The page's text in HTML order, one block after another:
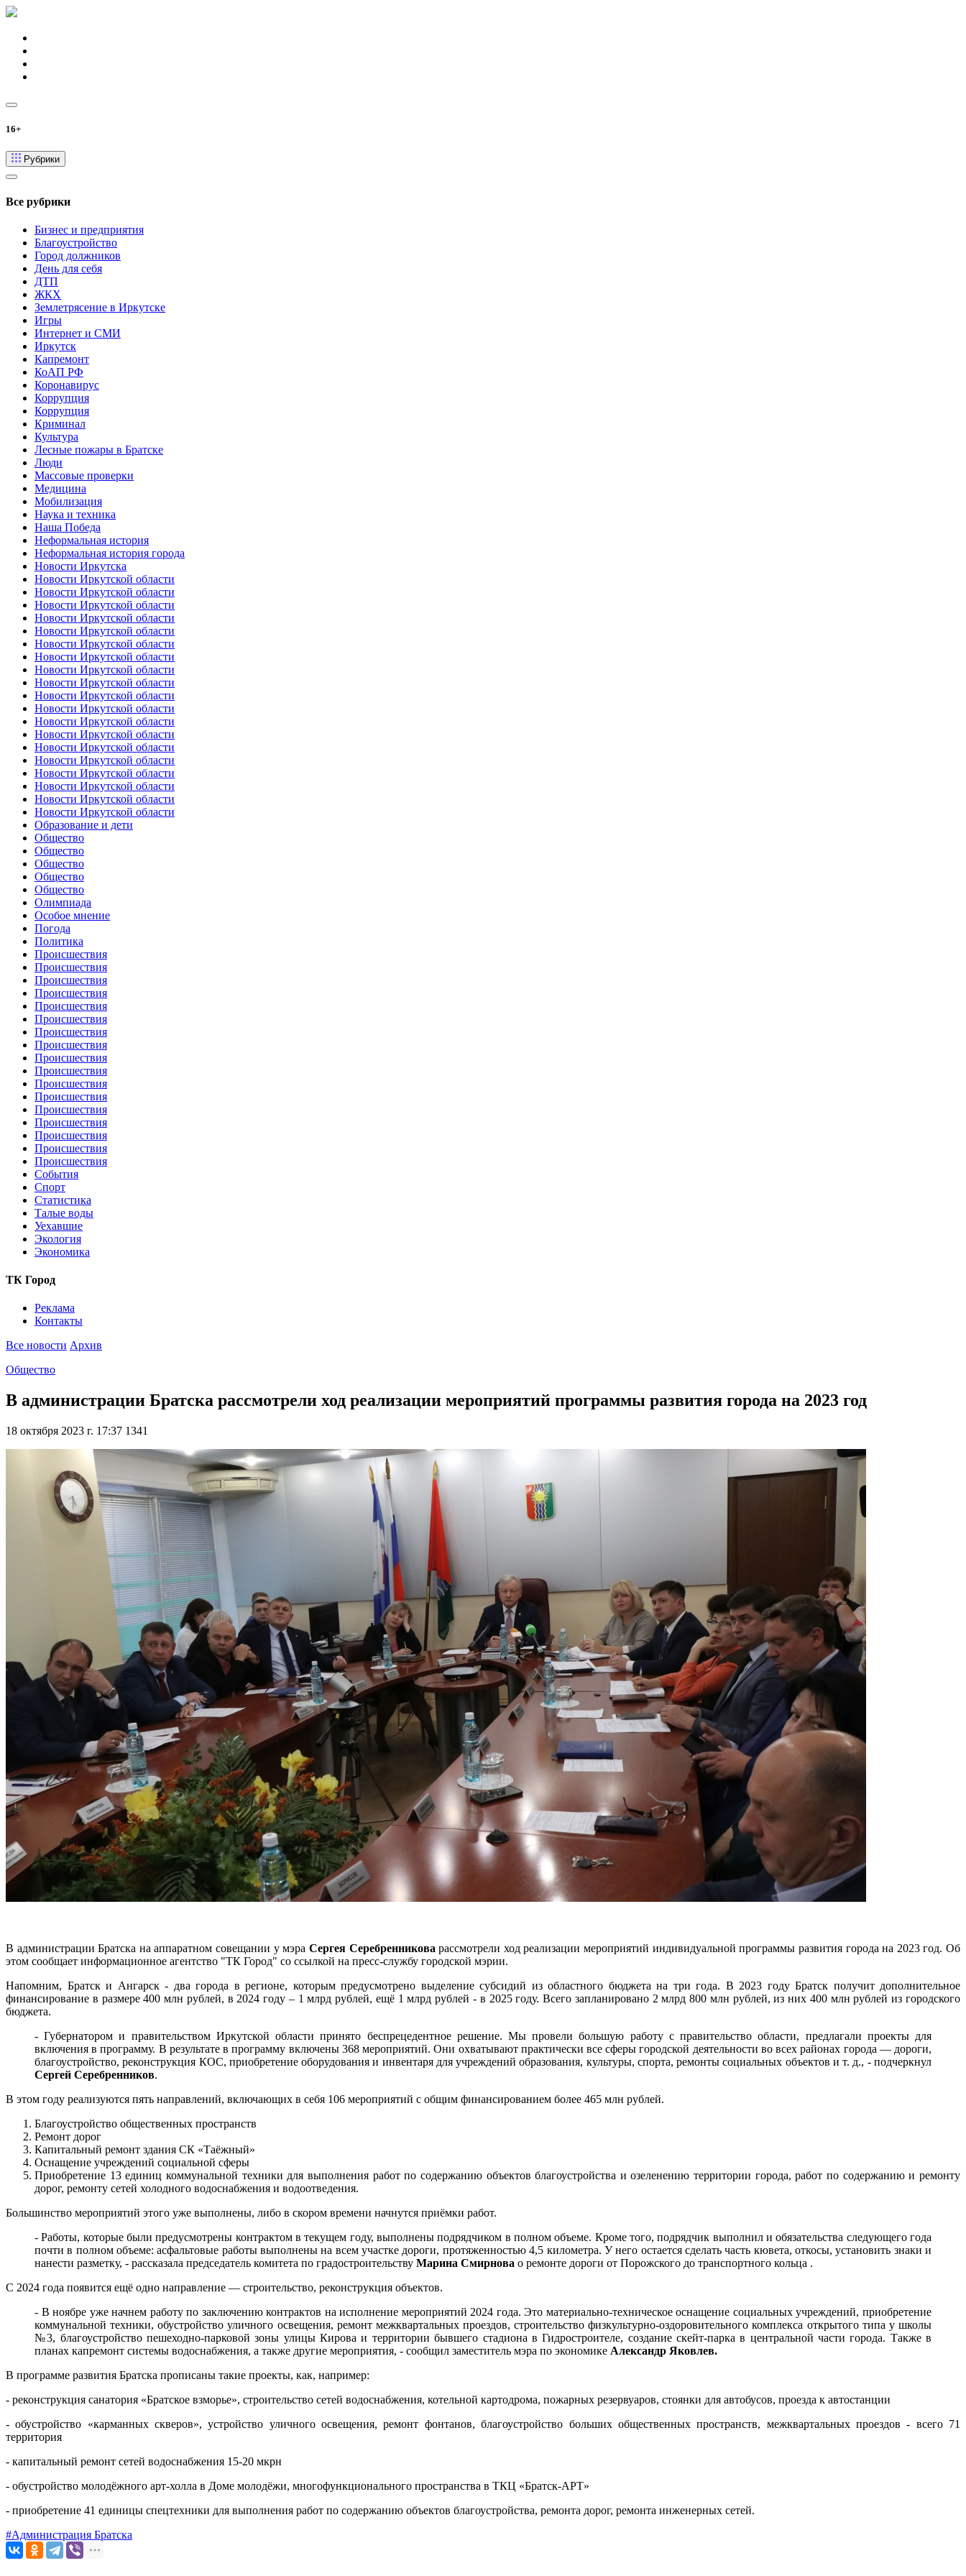
16+
Рубрики
Все рубрики
Бизнес и предприятия
Благоустройство
Город должников
День для себя
ДТП
ЖКХ
Землетрясение в Иркутске
Игры
Интернет и СМИ
Иркутск
Капремонт
КоАП РФ
Коронавирус
Коррупция
Коррупция
Криминал
Культура
Лесные пожары в Братске
Люди
Массовые проверки
Медицина
Мобилизация
Наука и техника
Наша Победа
Неформальная история
Неформальная история города
Новости Иркутска
Новости Иркутской области
Новости Иркутской области
Новости Иркутской области
Новости Иркутской области
Новости Иркутской области
Новости Иркутской области
Новости Иркутской области
Новости Иркутской области
Новости Иркутской области
Новости Иркутской области
Новости Иркутской области
Новости Иркутской области
Новости Иркутской области
Новости Иркутской области
Новости Иркутской области
Новости Иркутской области
Новости Иркутской области
Новости Иркутской области
Новости Иркутской области
Образование и дети
Общество
Общество
Общество
Общество
Общество
Олимпиада
Особое мнение
Погода
Политика
Происшествия
Происшествия
Происшествия
Происшествия
Происшествия
Происшествия
Происшествия
Происшествия
Происшествия
Происшествия
Происшествия
Происшествия
Происшествия
Происшествия
Происшествия
Происшествия
Происшествия
События
Спорт
Статистика
Талые воды
Уехавшие
Экология
Экономика
ТК Город
Реклама
Контакты
Все новости Архив
Общество
В администрации Братска рассмотрели ход реализации мероприятий программы развития города на 2023 год
18 октября 2023 г. 17:37 1341
В администрации Братска на аппаратном совещании у мэра Сергея Серебренниковарассмотрели ход реализации мероприятий индивидуальной программы развития города на 2023 год. Об
этом сообщает информационное агентство "ТК Город" со ссылкой на пресс-службу городской мэрии.
Напомним, Братск и Ангарск - два города в регионе, которым предусмотрено выделение субсидий из областного бюджета на три года. В 2023 году Братск получит дополнительное
финансирование в размере 400 млн рублей, в 2024 году – 1 млрд рублей, ещё 1 млрд рублей - в 2025 году. Всего запланировано 2 млрд 800 млн рублей, из них 400 млн рублей из городского
бюджета.
- Губернатором и правительством Иркутской области принято беспрецедентное решение. Мы провели большую работу с правительство области, предлагали проекты для
включения в программу. В результате в программу включены 368 мероприятий. Они охватывают практически все сферы городской деятельности во всех районах города — дороги,
благоустройство, реконструкция КОС, приобретение оборудования и инвентаря для учреждений образования, культуры, спорта, ремонты социальных объектов и т. д., - подчеркнул
Сергей Серебренников.
В этом году реализуются пять направлений, включающих в себя 106 мероприятий с общим финансированием более 465 млн рублей.
Благоустройство общественных пространств
Ремонт дорог
Капитальный ремонт здания СК «Таёжный»
Оснащение учреждений социальной сферы
Приобретение 13 единиц коммунальной техники для выполнения работ по содержанию объектов благоустройства и озеленению территории города, работ по содержанию и ремонту
дорог, ремонту сетей холодного водоснабжения и водоотведения.
Большинство мероприятий этого уже выполнены, либо в скором времени начнутся приёмки работ.
- Работы, которые были предусмотрены контрактом в текущем году, выполнены подрядчиком в полном объеме. Кроме того, подрядчик выполнил и обязательства следующего года
почти в полном объеме: асфальтовые работы выполнены на всем участке дороги, протяженностью 4,5 километра. У него остается сделать часть кювета, откосы, установить знаки и
нанести разметку, - рассказала председатель комитета по градостроительству Марина Смирнова о ремонте дороги от Порожского до транспортного кольца .
С 2024 года появится ещё одно направление — строительство, реконструкция объектов.
- В ноябре уже начнем работу по заключению контрактов на исполнение мероприятий 2024 года. Это материально-техническое оснащение социальных учреждений, приобретение
коммунальной техники, обустройство уличного освещения, ремонт межквартальных проездов, строительство физкультурно-оздоровительного комплекса открытого типа у школы
№3, благоустройство пешеходно-парковой зоны улицы Кирова и территории бывшего стадиона в Гидростроителе, создание скейт-парка в центральной части города. Также в
планах капремонт системы водоснабжения, а также другие мероприятия, - сообщил заместитель мэра по экономике Александр Яковлев.
В программе развития Братска прописаны такие проекты, как, например:
- реконструкция санатория «Братское взморье», строительство сетей водоснабжения, котельной картодрома, пожарных резервуаров, стоянки для автобусов, проезда к автостанции
- обустройство «карманных скверов», устройство уличного освещения, ремонт фонтанов, благоустройство больших общественных пространств, межквартальных проездов - всего 71
территория
- капитальный ремонт сетей водоснабжения 15-20 мкрн
- обустройство молодёжного арт-холла в Доме молодёжи, многофункционального пространства в ТКЦ «Братск-АРТ»
- приобретение 41 единицы спецтехники для выполнения работ по содержанию объектов благоустройства, ремонта дорог, ремонта инженерных сетей.
#Администрация Братска